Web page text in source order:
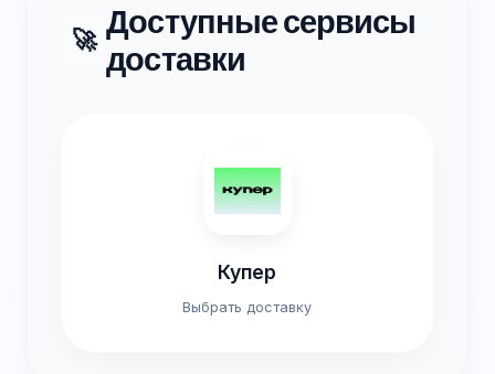
🚀 Доступные сервисы
доставки
Купер
Выбрать доставку